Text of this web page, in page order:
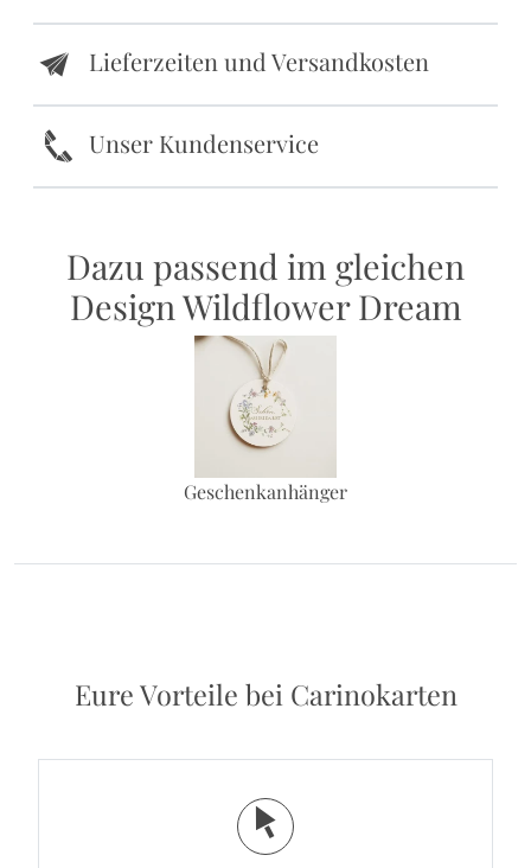
e Lieferzeiten und Versandkosten
k Unser Kundenservice
Dazu passend im gleichen
Design Wildflower Dream
Geschenkanhänger
Eure Vorteile bei Carinokarten
j